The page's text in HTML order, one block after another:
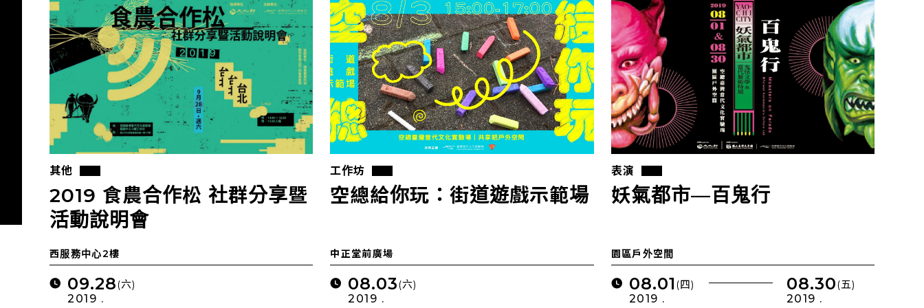
其他
2019 食農合作松 社群分享暨
活動說明會
西服務中心2樓
09.28(六)
2019 .
工作坊
空總給你玩：街道遊戲示範場
中正堂前廣場
08.03(六)
2019 .
表演
妖氣都市—百鬼行
園區戶外空間
08.01 (四)
2019 .
08.30(五)
2019 .